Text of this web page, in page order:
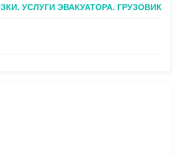
УСЛУГИ ЭВАКУАТОРА. ГРУЗОВИК